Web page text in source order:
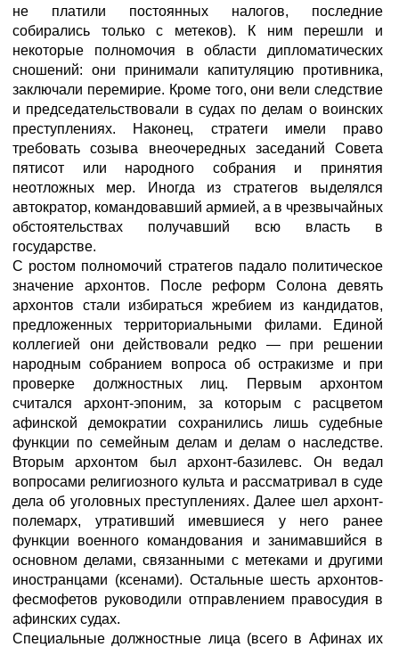
не платили постоянных налогов, последние
собирались только с метеков). К ним перешли и
некоторые полномочия в области дипломатических
сношений: они принимали капитуляцию противника,
заключали перемирие. Кроме того, они вели следствие
и председательствовали в судах по делам о воинских
преступлениях. Наконец, стратеги имели право
требовать созыва внеочередных заседаний Совета
пятисот или народного собрания и принятия
неотложных мер. Иногда из стратегов выделялся
автократор, командовавший армией, а в чрезвычайных
обстоятельствах получавший всю власть в
государстве.
С ростом полномочий стратегов падало политическое
значение архонтов. После реформ Солона девять
архонтов стали избираться жребием из кандидатов,
предложенных территориальными филами. Единой
коллегией они действовали редко — при решении
народным собранием вопроса об остракизме и при
проверке должностных лиц. Первым архонтом
считался архонт-эпоним, за которым с расцветом
афинской демократии сохранились лишь судебные
функции по семейным делам и делам о наследстве.
Вторым архонтом был архонт-базилевс. Он ведал
вопросами религиозного культа и рассматривал в суде
дела об уголовных преступлениях. Далее шел архонт-
полемарх, утративший имевшиеся у него ранее
функции военного командования и занимавшийся в
основном делами, связанными с метеками и другими
иностранцами (ксенами). Остальные шесть архонтов-
фесмофетов руководили отправлением правосудия в
афинских судах.
Специальные должностные лица (всего в Афинах их